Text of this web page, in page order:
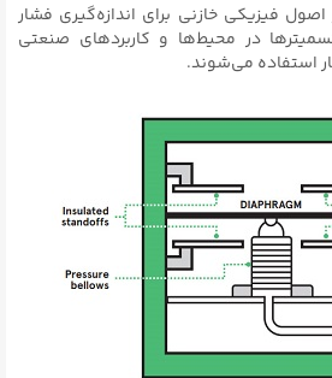
اصول فیزیکی خازنی برای اندازه‌گیری فشار
در محیط‌ها و کاربردهای صنعتی
استفاده می‌شوند.